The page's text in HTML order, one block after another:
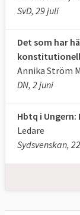
Sverige
7 mars
då
att
riskabla
sak 25
SvD, 29 juli
Det som har
Annika Ström
DN, 2 juni
Hbtq i
Ledare
Sydsvenskan,